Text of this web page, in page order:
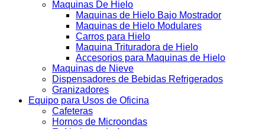
Maquinas De Hielo
Maquinas de Hielo Bajo Mostrador
Maquinas de Hielo Modulares
Carros para Hielo
Maquina Trituradora de Hielo
Accesorios para Maquinas de Hielo
Maquinas de Nieve
Dispensadores de Bebidas Refrigerados
Granizadores
Equipo para Usos de Oficina
Cafeteras
Hornos de Microondas